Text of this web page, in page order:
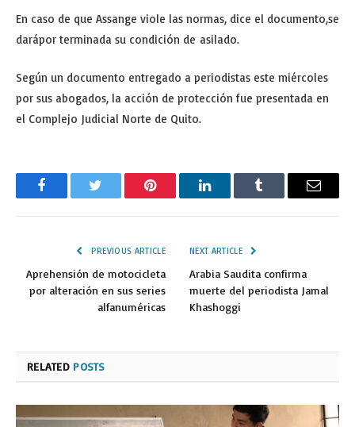
En caso de que Assange viole las normas, dice el documento,se
darápor terminada su condición de asilado.
Según un documento entregado a periodistas este miércoles
por sus abogados, la acción de protección fue presentada en
el Complejo Judicial Norte de Quito.
FacebookTwitter Pinterest LinkedInTumblr Email
PREVIOUS ARTICLE
Aprehensión de motocicleta
por alteración en sus series
alfanuméricas
NEXT ARTICLE
Arabia Saudita confirma
muerte del periodista Jamal
Khashoggi
RELATED POSTS